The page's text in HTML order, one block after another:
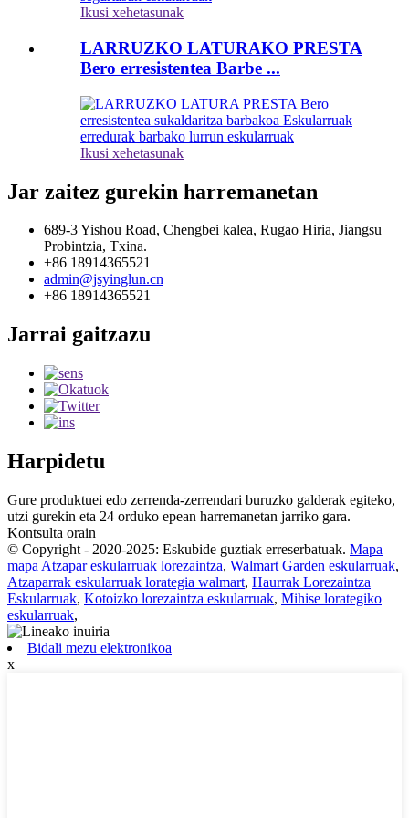
Ikusi xehetasunak
LARRUZKO LATURAKO PRESTA
Bero erresistentea Barbe ...
Ikusi xehetasunak
Jar zaitez gurekin harremanetan
689-3 Yishou Road, Chengbei kalea, Rugao Hiria, Jiangsu
Probintzia, Txina.
+86 18914365521
admin@jsyinglun.cn
+86 18914365521
Jarrai gaitzazu
Harpidetu
Gure produktuei edo zerrenda-zerrendari buruzko galderak egiteko,
utzi gurekin eta 24 orduko epean harremanetan jarriko gara.
Kontsulta orain
© Copyright - 2020-2025: Eskubide guztiak erreserbatuak. Mapa
mapa Atzapar eskularruak lorezaintza, Walmart Garden eskularruak,
Atzaparrak eskularruak lorategia walmart, Haurrak Lorezaintza
Eskularruak, Kotoizko lorezaintza eskularruak, Mihise lorategiko
eskularruak,
Bidali mezu elektronikoa
x